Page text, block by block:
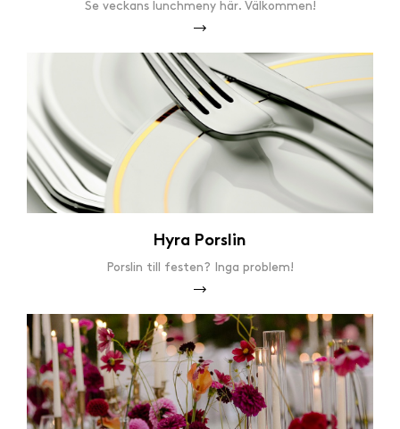
Se veckans lunchmeny här. Välkommen!
Hyra Porslin
Porslin till festen? Inga problem!